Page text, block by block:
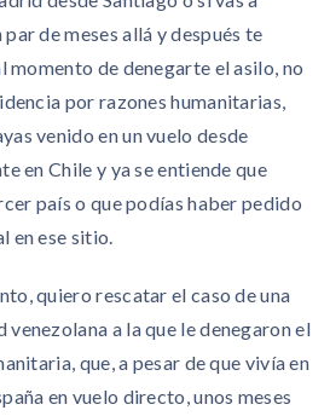
de meses allá y después te
momento de denegarte el asilo, no
por razones humanitarias,
venido en un vuelo desde
en Chile y ya se entiende que
país o que podías haber pedido
en ese sitio.
quiero rescatar el caso de una
a la que le denegaron el
que, a pesar de que vivía en
en vuelo directo, unos meses